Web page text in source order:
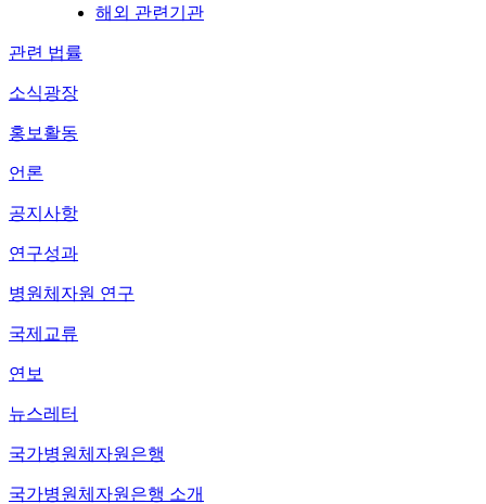
해외 관련기관
관련 법률
소식광장
홍보활동
언론
공지사항
연구성과
병원체자원 연구
국제교류
연보
뉴스레터
국가병원체자원은행
국가병원체자원은행 소개